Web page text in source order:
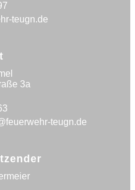
teugn.de
3a
teugn.de